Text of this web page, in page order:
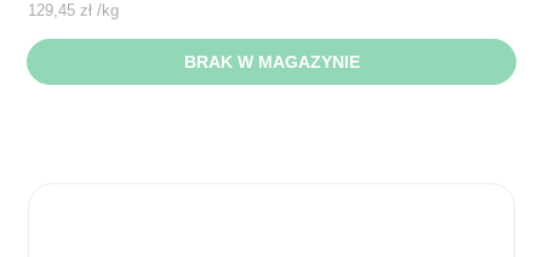
129,45zł /kg
BRAK W MAGAZYNIE